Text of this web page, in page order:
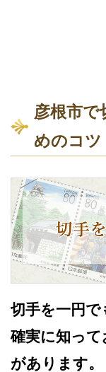
彦根市で
めのコツ
切手を一円で
確実に知っ
があります。